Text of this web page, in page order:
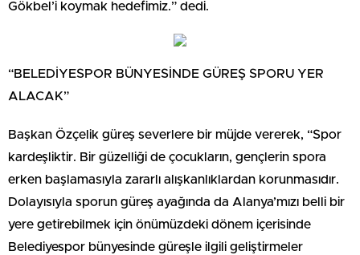
Gökbel’i koymak hedefimiz.” dedi.
“BELEDİYESPOR BÜNYESİNDE GÜREŞ SPORU YER
ALACAK”
Başkan Özçelik güreş severlere bir müjde vererek, “Spor
kardeşliktir. Bir güzelliği de çocukların, gençlerin spora
erken başlamasıyla zararlı alışkanlıklardan korunmasıdır.
Dolayısıyla sporun güreş ayağında da Alanya’mızı belli bir
yere getirebilmek için önümüzdeki dönem içerisinde
Belediyespor bünyesinde güreşle ilgili geliştirmeler